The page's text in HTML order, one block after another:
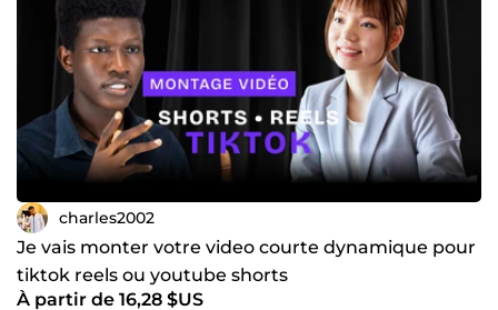
d'étudiants ou de fichiers de données, je m'engage à vous
fournir un travail soigné, rapide et conforme à vos attentes.
​N'hésitez pas à me contacter pour discuter de votre projet !
charles2002
Je vais monter votre video courte dynamique pour
tiktok reels ou youtube shorts
À partir de 16,28 $US